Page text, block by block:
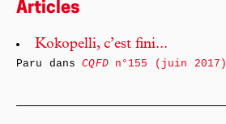
Articles
Kokopelli, c’est fini...
Paru dansCQFDn°155 (juin 2017)